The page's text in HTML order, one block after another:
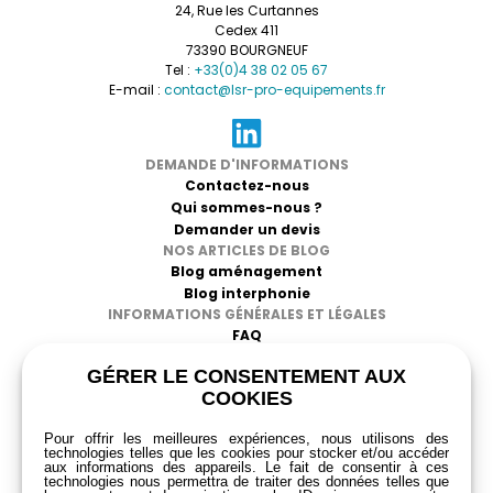
individus dans les zones de circulation et pour
contrôler les foules.
Fabriquée en France, gage de qualité.
plus c’est fabriqué en France. »
Alain T. ⭐⭐⭐⭐⭐ : « Nous avons équipé notre
établissement avec ces platines, elles sont discrètes
et efficaces. »
correspond parfaitement à nos attentes pour la
Olivier S. ⭐⭐⭐⭐ : « Très bon produit, nous l’avons
installé dans notre centre commercial sans
Julie A. ⭐⭐⭐⭐⭐ : « Excellent produit, compatible avec
toutes nos sangles de potelets. »
Philippe J. ⭐⭐⭐⭐⭐ : « Solution simple et efficace pour
organiser nos événements. »
Laura G. ⭐⭐⭐⭐ : « Produit conforme à la description,
24, Rue les Curtannes
Cedex 411
73390 BOURGNEUF
Tel : +33(0)4 38 02 05 67
E-mail : contact@lsr-pro-equipements.fr
DEMANDE D'INFORMATIONS
Contactez-nous
Qui sommes-nous ?
Demander un devis
NOS ARTICLES DE BLOG
Blog aménagement
Blog interphonie
INFORMATIONS GÉNÉRALES ET LÉGALES
FAQ
Mentions légales
Politique de confidentialité
GÉRER LE CONSENTEMENT AUX
COOKIES
Pour offrir les meilleures expériences, nous utilisons des
technologies telles que les cookies pour stocker et/ou accéder
aux informations des appareils. Le fait de consentir à ces
technologies nous permettra de traiter des données telles que